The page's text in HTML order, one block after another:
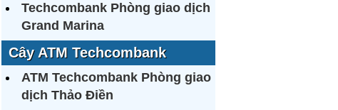
Techcombank Phòng giao dịch
Grand Marina
Cây ATM Techcombank
ATM Techcombank Phòng giao
dịch Thảo Điền